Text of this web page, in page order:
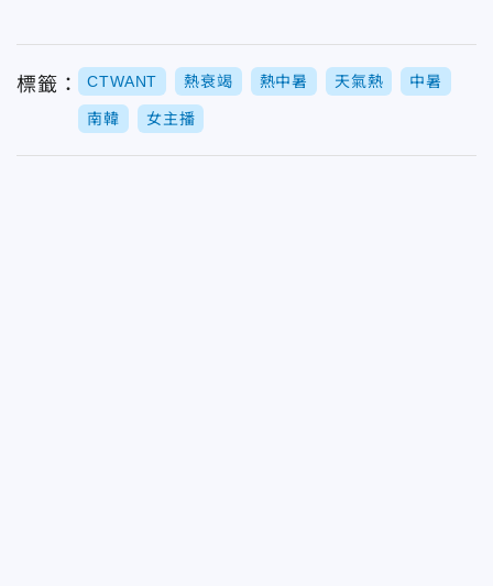
標籤： CTWANT 熱衰竭 熱中暑 天氣熱 中暑
南韓 女主播